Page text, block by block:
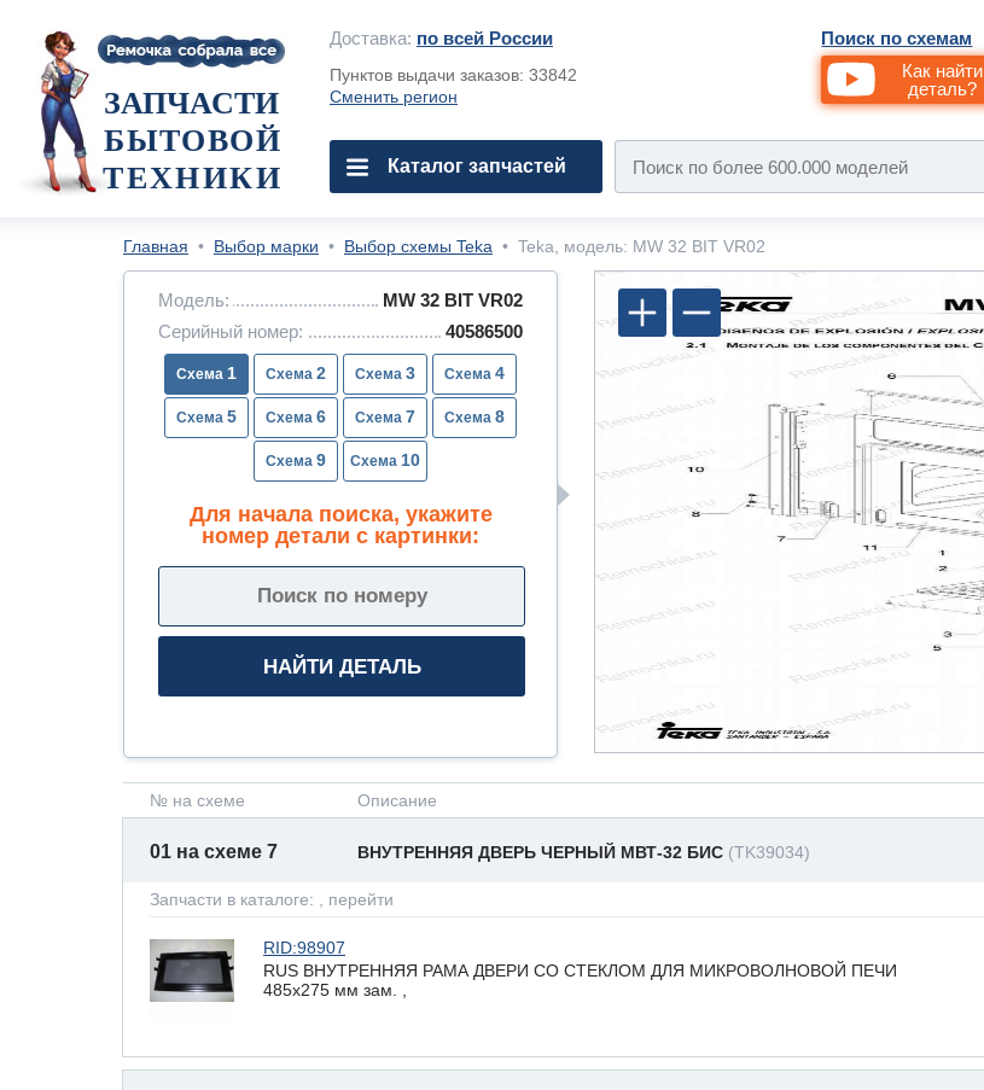
Доставка: по всей России
Пунктов выдачи заказов: 33842
Сменить регион
Поиск по схемам
Как найти
деталь?
ЗАПЧАСТИ
БЫТОВОЙ
ТЕХНИКИ
Каталог запчастей
Главная • Выбор марки • Выбор схемы Teka • Teka, модель: MW 32 BIT VR02
Модель:
MW 32 BIT VR02
Серийный номер:
40586500
1 2 3 4
5 6 7 8
9 10
Для начала поиска, укажите
номер детали с картинки:
№ на схеме Описание
01 на схеме 7 ВНУТРЕННЯЯ ДВЕРЬ ЧЕРНЫЙ МВТ-32 БИС (TK39034)
Запчасти в каталоге: , перейти
RID:98907
RUS ВНУТРЕННЯЯ РАМА ДВЕРИ СО СТЕКЛОМ ДЛЯ МИКРОВОЛНОВОЙ ПЕЧИ
485x275 мм зам. ,